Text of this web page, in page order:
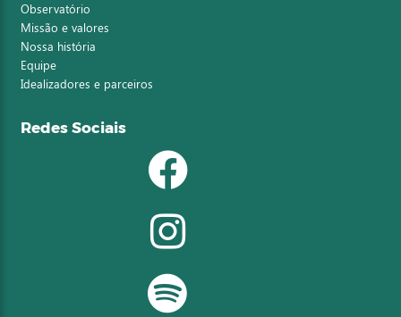
Observatório
Missão e valores
Nossa história
Equipe
Idealizadores e parceiros
Redes Sociais